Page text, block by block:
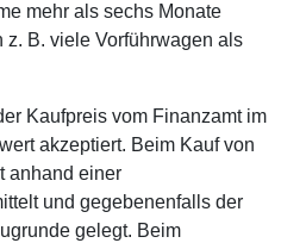
mehr als sechs Monate
B. viele Vorführwagen als
Kaufpreis vom Finanzamt im
akzeptiert. Beim Kauf von
anhand einer
und gegebenenfalls der
gelegt. Beim